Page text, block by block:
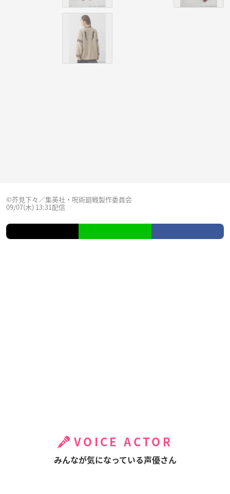
©芥見下々／集英社・呪術廻戦製作委員会
09/07(木) 13:31配信
VOICE ACTOR
みんなが気になっている声優さん